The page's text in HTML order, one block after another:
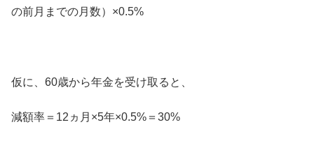
の前月までの月数）×0.5%
仮に、60歳から年金を受け取ると、
減額率＝12ヵ月×5年×0.5%＝30%